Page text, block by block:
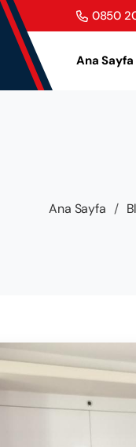
0850
Ana Sayfa
Ana Sayfa /